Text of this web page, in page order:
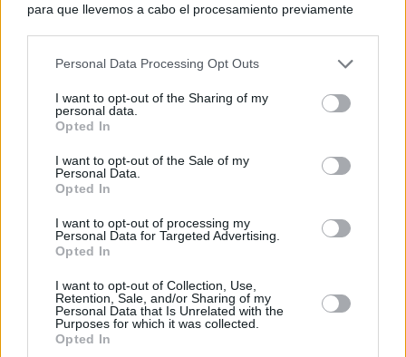
para que llevemos a cabo el procesamiento previamente
negar su consentimiento. Tenga en cuenta que algún
de su consentimiento, pero usted tiene el derecho de
rechazar tal procesamiento. Sus preferencias se aplicarán
cualquier momento entrando de nuevo en este sitio web o
visitando nuestra política de privacidad.
Personal Data Processing Opt Outs
I want to opt-out of the Sharing of my
personal data.
Opted In
I want to opt-out of the Sale of my
Personal Data.
Opted In
I want to opt-out of processing my
Personal Data for Targeted Advertising.
Opted In
I want to opt-out of Collection, Use,
Retention, Sale, and/or Sharing of my
Personal Data that Is Unrelated with the
Purposes for which it was collected.
Opted In